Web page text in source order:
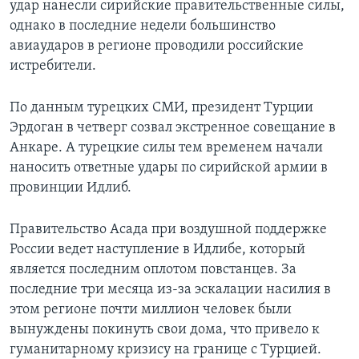
удар нанесли сирийские правительственные силы,
однако в последние недели большинство
авиаударов в регионе проводили российские
истребители.
По данным турецких СМИ, президент Турции
Эрдоган в четверг созвал экстренное совещание в
Анкаре. А турецкие силы тем временем начали
наносить ответные удары по сирийской армии в
провинции Идлиб.
Правительство Асада при воздушной поддержке
России ведет наступление в Идлибе, который
является последним оплотом повстанцев. За
последние три месяца из-за эскалации насилия в
этом регионе почти миллион человек были
вынуждены покинуть свои дома, что привело к
гуманитарному кризису на границе с Турцией.